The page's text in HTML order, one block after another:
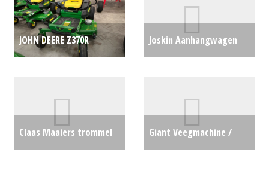
JOHN DEERE Z370R
Joskin Aanhangwagen
Claas Maaiers trommel
Giant Veegmachine /